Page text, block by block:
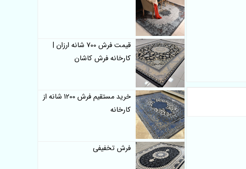
قیمت فرش 700 شانه ارزان |
کارخانه فرش کاشان
خرید مستقیم فرش 1200 شانه از
کارخانه
فرش تخفیفی